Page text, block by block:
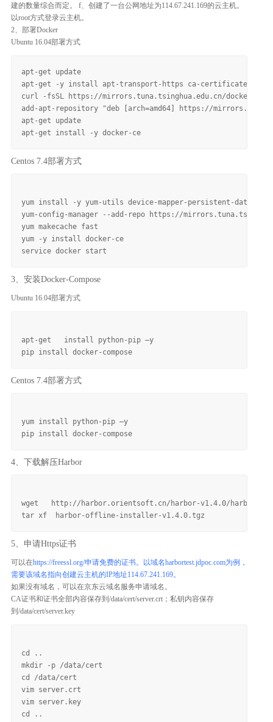
建的数量综合而定。 f、创建了一台公网地址为114.67.241.169的云主机。
以root方式登录云主机。
2、部署Docker
Ubuntu 16.04部署方式
apt-get update
apt-get -y install apt-transport-https ca-certificates curl
curl -fsSL https://mirrors.tuna.tsinghua.edu.cn/docker-ce/
add-apt-repository "deb [arch=amd64] https://
apt-get update
Centos 7.4部署方式
yum install -y yum-utils device-mapper-persistent-data lvm2
yum-config-manager --add-repo https://
yum makecache fast
yum -y install docker-ce
3、安装Docker-Compose
Ubuntu 16.04部署方式
apt-get   install python-pip –y
Centos 7.4部署方式
yum install python-pip –y
4、下载解压Harbor
wget   http://harbor.orientsoft.cn/harbor-v1.4.0/harbor-
5、申请Https证书
可以在https://freessl.org/申请免费的证书。以域名harbortest.jdpoc.com为例，
需要该域名指向创建云主机的IP地址114.67.241.169。
如果没有域名，可以在京东云域名服务申请域名。
CA证书和证书全部内容保存到/data/cert/server.crt；私钥内容保存
到/data/cert/server.key
cd ..
mkdir -p /data/cert
cd /data/cert
vim server.crt
vim server.key
cd ..